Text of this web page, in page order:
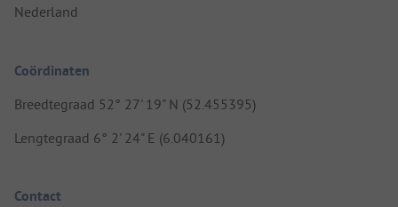
Nederland
Coördinaten
Breedtegraad 52° 27' 19" N (52.455395)
Lengtegraad 6° 2' 24" E (6.040161)
Contact